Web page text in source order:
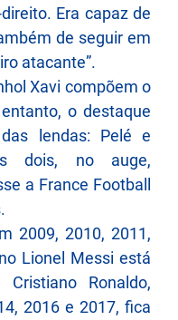
Era capaz de
de seguir em
atacante”.
Xavi compõem o
o destaque
lendas: Pelé e
dois, no auge,
a France Football
2009, 2010, 2011,
Lionel Messi está
Ronaldo,
2016 e 2017, fica